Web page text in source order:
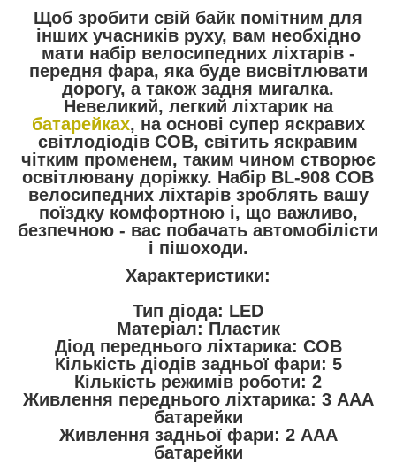
Щоб зробити свій байк помітним для
інших учасників руху, вам необхідно
мати набір велосипедних ліхтарів -
передня фара, яка буде висвітлювати
дорогу, а також задня мигалка.
Невеликий, легкий ліхтарик на
батарейках, на основі супер яскравих
світлодіодів СОВ, світить яскравим
чітким променем, таким чином створює
освітлювану доріжку. Набір BL-908 COB
велосипедних ліхтарів зроблять вашу
поїздку комфортною і, що важливо,
безпечною - вас побачать автомобілісти
і пішоходи.
Характеристики:
Тип діода: LED
Матеріал: Пластик
Діод переднього ліхтарика: COB
Кількість діодів задньої фари: 5
Кількість режимів роботи: 2
Живлення переднього ліхтарика: 3 AAA
батарейки
Живлення задньої фари: 2 AAA
батарейки